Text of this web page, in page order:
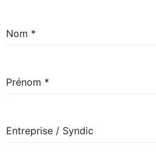
Nom *
Prénom *
Entreprise / Syndic